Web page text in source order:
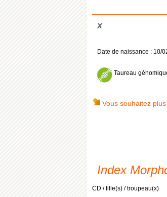
x
Date de naissance : 10/
Taureau
Vous souhaitez
Index
CD / fille(s) / troupeau(x)